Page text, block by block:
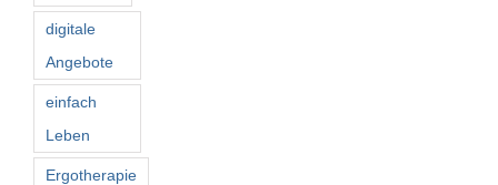
digitale
Angebote
einfach
Leben
Ergotherapie